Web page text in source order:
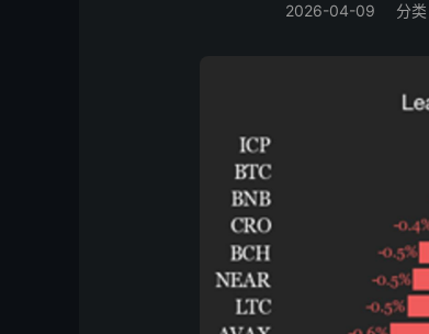
2026-04-09 分类